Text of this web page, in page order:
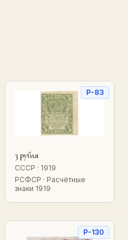
P-83
3 рубля
СССР · 1919
РСФСР · Расчётные
знаки 1919
P-130